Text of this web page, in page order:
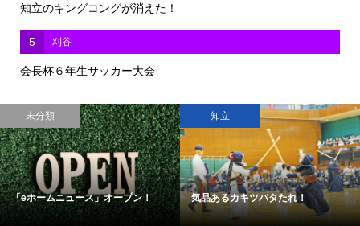
知立のキングコングが消えた！
5 刈谷
会長杯６年生サッカー大会
未分類
「eホームニュース」オープン！
知立
気品あるカキツバタたれ！